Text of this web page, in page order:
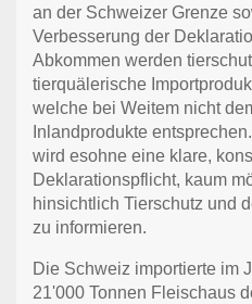
an der Schweizer Grenze
Verbesserung der
Abkommen werden
tierquälerische
welche bei Weitem nicht
Inlandprodukte
wird esohne eine klare,
Deklarationspflicht, kaum
hinsichtlich Tierschutz und
zu informieren.
Die Schweiz importierte im
21'000 Tonnen Fleischaus